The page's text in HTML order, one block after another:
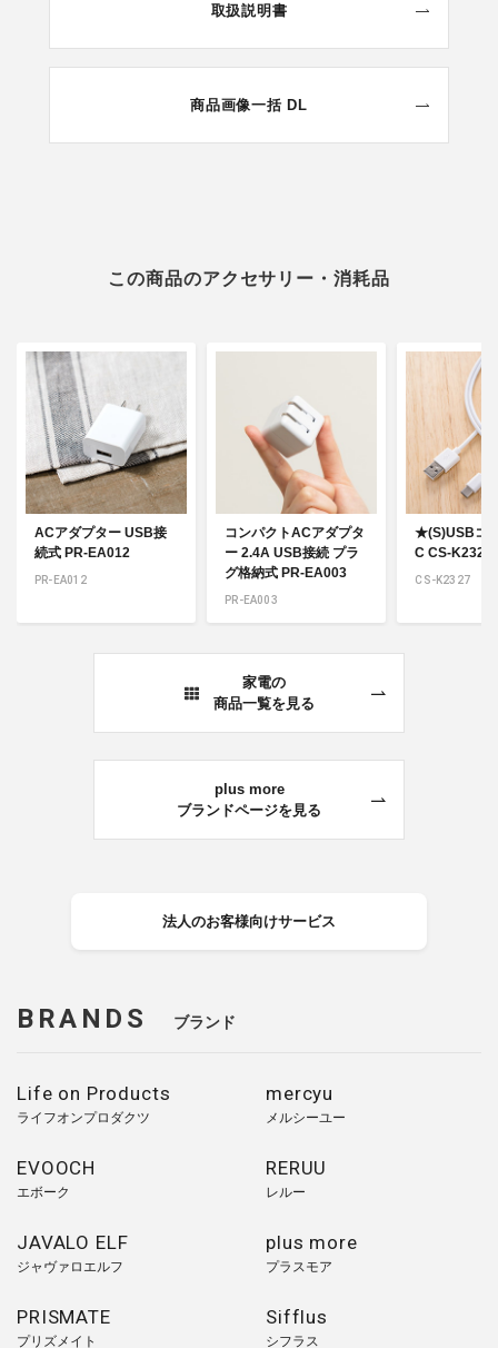
取扱説明書
商品画像一括 DL
この商品のアクセサリー・消耗品
ACアダプター USB接
続式 PR-EA012
PR-EA012
コンパクトACアダプタ
ー 2.4A USB接続 プラ
グ格納式 PR-EA003
PR-EA003
★(S)USBコ
C CS-K2327
CS-K2327
家電の
商品一覧を見る
plus more
ブランドページを見る
法人のお客様向けサービス
BRANDS ブランド
Life on Products
ライフオンプロダクツ
mercyu
メルシーユー
EVOOCH
エボーク
RERUU
レルー
JAVALO ELF
ジャヴァロエルフ
plus more
プラスモア
PRISMATE
プリズメイト
Sifflus
シフラス